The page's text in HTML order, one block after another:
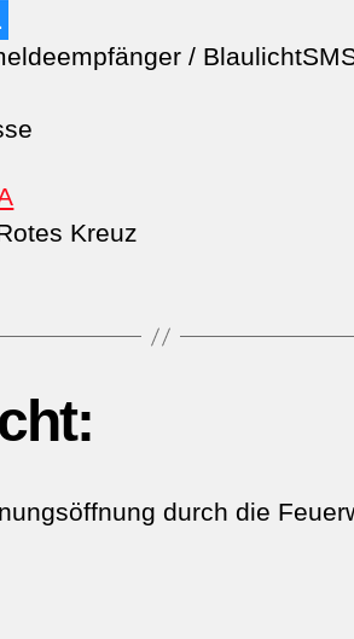
/
Kreuz
durch die